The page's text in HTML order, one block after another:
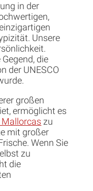
in der
Unsere
die
der UNESCO
großen
ermöglicht es
Mallorcas zu
mit großer
Wenn Sie
zu
die